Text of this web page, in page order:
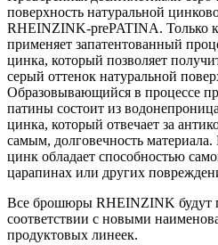
поверхность натуральной
RHEINZINK-prePATINA. Только
применяет запатентованный
цинка, который позволяет
серый оттенок натуральной
Образовывающийся в процессе
патины состоит из
цинка, который отвечает за
самым, долговечность
цинк обладает способностью
царапинах или других
Все брошюры RHEINZINK будут
соответствии с новыми
продуктовых линеек.